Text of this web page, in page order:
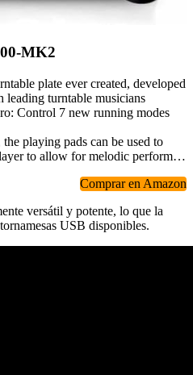
MK2
plate ever created, developed
turntable musicians
Control 7 new running modes
playing pads can be used to
to allow for melodic perform…
Comprar en Amazon
versátil y potente, lo que la
USB disponibles.